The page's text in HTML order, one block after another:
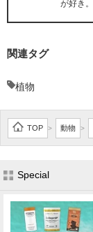
が好き。
関連タグ
植物
TOP > 動物 >
Special